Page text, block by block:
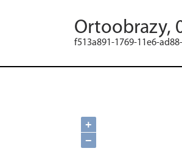
Ortoobrazy,
f513a891-1769-11e6-
+
−